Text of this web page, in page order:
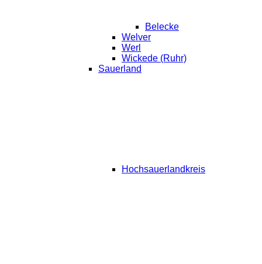
Belecke
Welver
Werl
Wickede (Ruhr)
Sauerland
Hochsauerlandkreis